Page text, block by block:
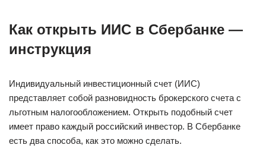
Как открыть ИИС в Сбербанке —
инструкция
Индивидуальный инвестиционный счет (ИИС)
представляет собой разновидность брокерского счета с
льготным налогообложением. Открыть подобный счет
имеет право каждый российский инвестор. В Сбербанке
есть два способа, как это можно сделать.